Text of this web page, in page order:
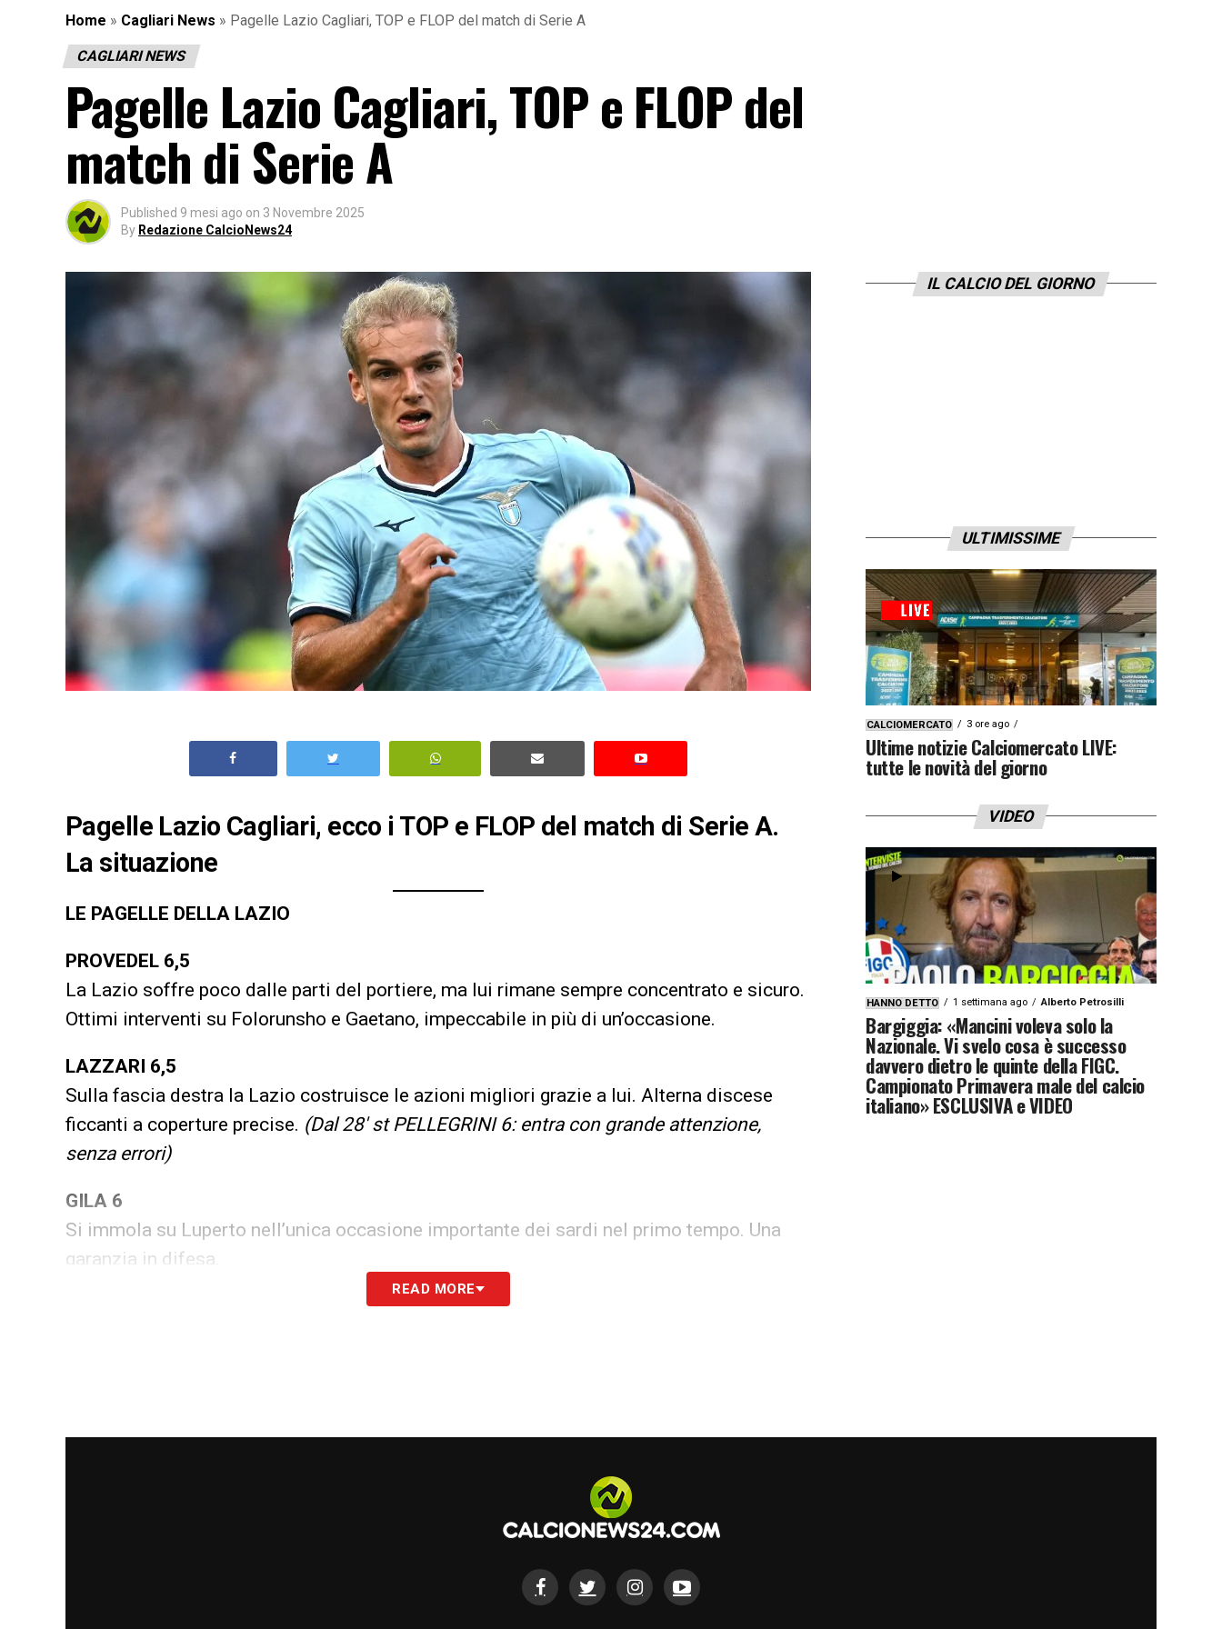
Home » Cagliari News » Pagelle Lazio Cagliari, TOP e FLOP del match di Serie A
CAGLIARI NEWS
Pagelle Lazio Cagliari, TOP e FLOP del
match di Serie A
Published 9 mesi ago on 3 Novembre 2025
By Redazione CalcioNews24
Pagelle Lazio Cagliari, ecco i TOP e FLOP del match di Serie A.
La situazione
LE PAGELLE DELLA LAZIO
PROVEDEL 6,5
La Lazio soffre poco dalle parti del portiere, ma lui rimane sempre concentrato e sicuro.
Ottimi interventi su Folorunsho e Gaetano, impeccabile in più di un’occasione.
LAZZARI 6,5
Sulla fascia destra la Lazio costruisce le azioni migliori grazie a lui. Alterna discese
ficcanti a coperture precise. (Dal 28′ st PELLEGRINI 6: entra con grande attenzione,
senza errori)
GILA 6
Si immola su Luperto nell’unica occasione importante dei sardi nel primo tempo. Una
garanzia in difesa.
Vince il duello sulla fascia con Zappa, anche se con qualche difficoltà.
Prova a dettare i tempi della squadra, ma inciampa in alcune amnesie e perde qualche
READ MORE
IL CALCIO DEL GIORNO
ULTIMISSIME
CALCIOMERCATO 3 ore ago
Ultime notizie Calciomercato LIVE:
tutte le novità del giorno
VIDEO
HANNO DETTO 1 settimana ago Alberto Petrosilli
Bargiggia: «Mancini voleva solo la
Nazionale. Vi svelo cosa è successo
davvero dietro le quinte della FIGC.
Campionato Primavera male del calcio
italiano» ESCLUSIVA e VIDEO